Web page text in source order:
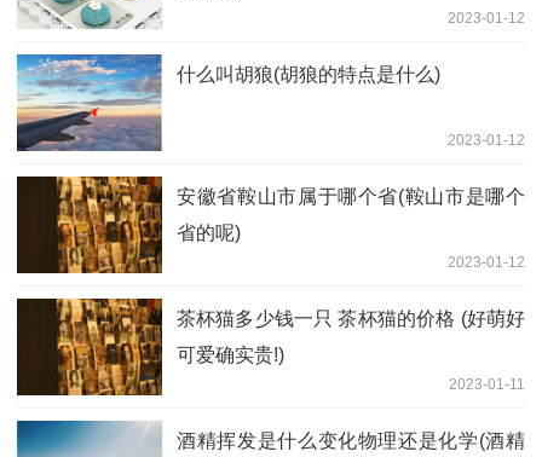
2023-01-12
什么叫胡狼(胡狼的特点是什么)
2023-01-12
安徽省鞍山市属于哪个省(鞍山市是哪个
省的呢)
2023-01-12
茶杯猫多少钱一只 茶杯猫的价格 (好萌好
可爱确实贵!)
2023-01-11
酒精挥发是什么变化物理还是化学(酒精